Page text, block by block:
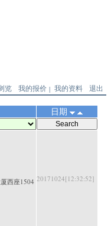
览 我的报价 | 我的资料 退出
日期
西座1504 20171024[12:32:52]